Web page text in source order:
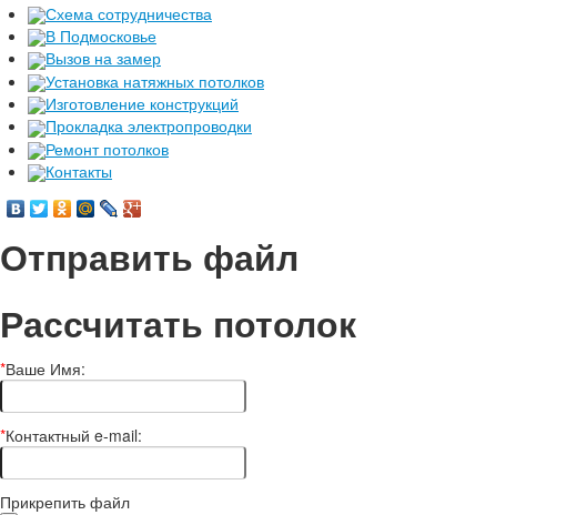
Схема сотрудничества
В Подмосковье
Вызов на замер
Установка натяжных потолков
Изготовление конструкций
Прокладка электропроводки
Ремонт потолков
Контакты
Отправить файл
Рассчитать потолок
*Ваше Имя:
*Контактный e-mail:
Прикрепить файл